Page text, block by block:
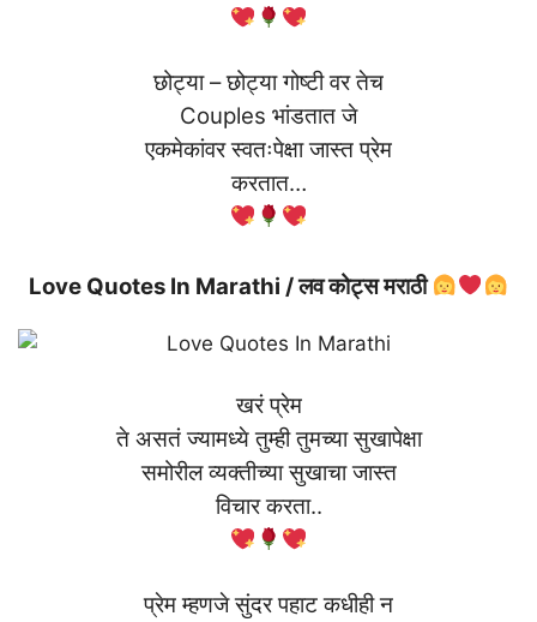
छोट्या – छोट्या गोष्टी वर तेच
Couples भांडतात जे
एकमेकांवर स्वतःपेक्षा जास्त प्रेम
करतात…
Love Quotes In Marathi / लव कोट्स मराठी
खरं प्रेम
ते असतं ज्यामध्ये तुम्ही तुमच्या सुखापेक्षा
समोरील व्यक्तीच्या सुखाचा जास्त
विचार करता..
प्रेम म्हणजे सुंदर पहाट कधीही न